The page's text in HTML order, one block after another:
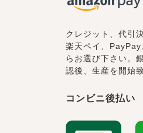
クレジット、代引
楽天ペイ、
らお選び下さい。
認後、生産を開始
コンビニ後払い